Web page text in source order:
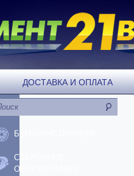
ДОСТАВКА И ОПЛАТА
БЕНЗОИНСТРУМЕНТ
СВАРОЧНОЕ
ОБОРУДОВАНИЕ